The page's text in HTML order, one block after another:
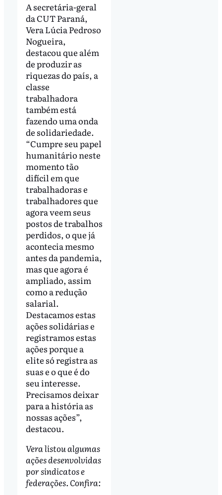
A secretária-geral
da CUT Paraná,
Vera Lúcia Pedroso
Nogueira,
destacou que além
de produzir as
riquezas do país, a
classe
trabalhadora
também está
fazendo uma onda
de solidariedade.
“Cumpre seu papel
humanitário neste
momento tão
difícil em que
trabalhadoras e
trabalhadores que
agora veem seus
postos de trabalhos
perdidos, o que já
acontecia mesmo
antes da pandemia,
mas que agora é
ampliado, assim
como a redução
salarial.
Destacamos estas
ações solidárias e
registramos estas
ações porque a
elite só registra as
suas e o que é do
seu interesse.
Precisamos deixar
para a história as
nossas ações”,
destacou.
Vera listou algumas
ações desenvolvidas
por sindicatos e
federações. Confira: